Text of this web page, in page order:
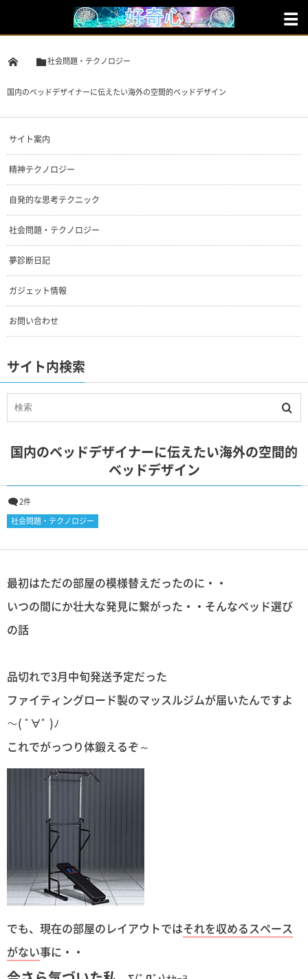
社会問題・テクノロジー
国内のベッドデザイナーに伝えたい海外の空間的ベッドデザイン
サイト案内
精神テクノロジー
自発的な思考テクニック
社会問題・テクノロジー
夢診断日記
ガジェット情報
お問い合わせ
サイト内検索
国内のベッドデザイナーに伝えたい海外の空間的
ベッドデザイン
2件
社会問題・テクノロジー
最初はただの部屋の模様替えだったのに・・
いつの間にか壮大な発見に繋がった・・そんなベッド選び
の話
品切れで3月中旬発送予定だった
ファイティングロード製のマッスルジムが届いたんですよ
～( ﾟ∀ﾟ )ﾉ
これでがっつり体鍛えるぞ～
でも、現在の部屋のレイアウトではそれを収めるスペース
がない事に・・